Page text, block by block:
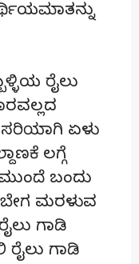
ರೈಲು
ಸರಿಯಾಗಿ ಏಳು
ಲಗ್ಗೆ
ಮುಂದೆ ಬಂದು
ಬೇಗ ಮರಳುವ
ಗಾಡಿ
ಗಾಡಿ